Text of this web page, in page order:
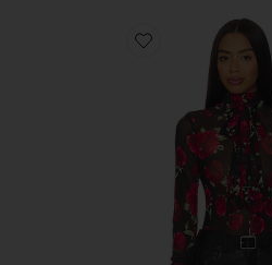
Favorite Julien Blouse